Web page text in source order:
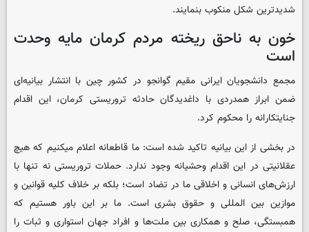
شدیدترین شکل منکوب بنمایند.
خون به ناحق ریخته مردم کرمان مایه وحدت
است
مجمع دانشجویان ایرانی مقیم گوانجو در کشور چین با انتشار بیانیه‌ای
ضمن ابراز همدردی با داغدیدگان حادثه تروریستی کرمان، این اقدام
جنایتکارانه را محکوم کرد.
در بخشی از این بیانیه تاکید شده است: ما قاطعانه اعلام میکنیم که هیچ
عقلانیتی در این اقدام وحشیانه وجود ندارد. حملات تروریستی نه تنها با
ارزش‌های انسانی و اخلاقی ما در تضاد است؛ بلکه بر خلاف کلیه قوانین و
موازین بین المللی و حقوق بشری است. ما بر این باور هستیم که
همبستگی، صلح و همکاری بین ملت‌ها و افراد جهان استواری و ثبات را